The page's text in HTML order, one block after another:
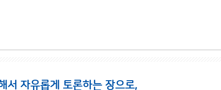
서 자유롭게 토론하는 장으로,